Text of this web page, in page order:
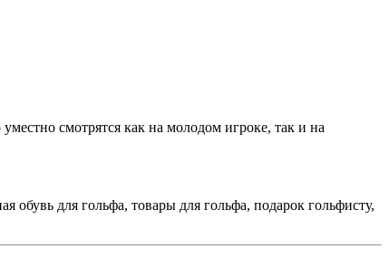
смотрятся как на молодом игроке, так и на
для гольфа, товары для гольфа, подарок гольфисту,